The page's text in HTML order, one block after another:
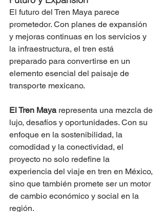
El futuro del Tren Maya parece
prometedor. Con planes de expansión
y mejoras continuas en los servicios y
la infraestructura, el tren está
preparado para convertirse en un
elemento esencial del paisaje de
transporte mexicano.
El Tren Maya representa una mezcla de
lujo, desafíos y oportunidades. Con su
enfoque en la sostenibilidad, la
comodidad y la conectividad, el
proyecto no solo redefine la
experiencia del viaje en tren en México,
sino que también promete ser un motor
de cambio económico y social en la
región.